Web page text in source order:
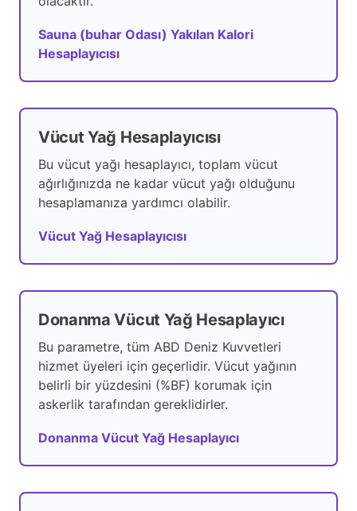
Sauna (buhar Odası) Yakılan Kalori
Hesaplayıcısı
Vücut Yağ Hesaplayıcısı
Bu vücut yağı hesaplayıcı, toplam vücut
ağırlığınızda ne kadar vücut yağı olduğunu
hesaplamanıza yardımcı olabilir.
Vücut Yağ Hesaplayıcısı
Donanma Vücut Yağ Hesaplayıcı
Bu parametre, tüm ABD Deniz Kuvvetleri
hizmet üyeleri için geçerlidir. Vücut yağının
belirli bir yüzdesini (%BF) korumak için
askerlik tarafından gereklidirler.
Donanma Vücut Yağ Hesaplayıcı